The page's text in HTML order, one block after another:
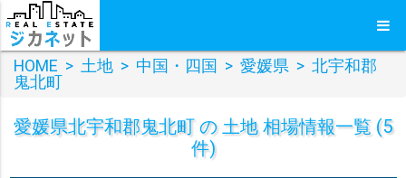
HOME > 土地 > 中国・四国 > 愛媛県 > 北宇和郡
鬼北町
愛媛県北宇和郡鬼北町 の 土地 相場情報一覧 (5
件)